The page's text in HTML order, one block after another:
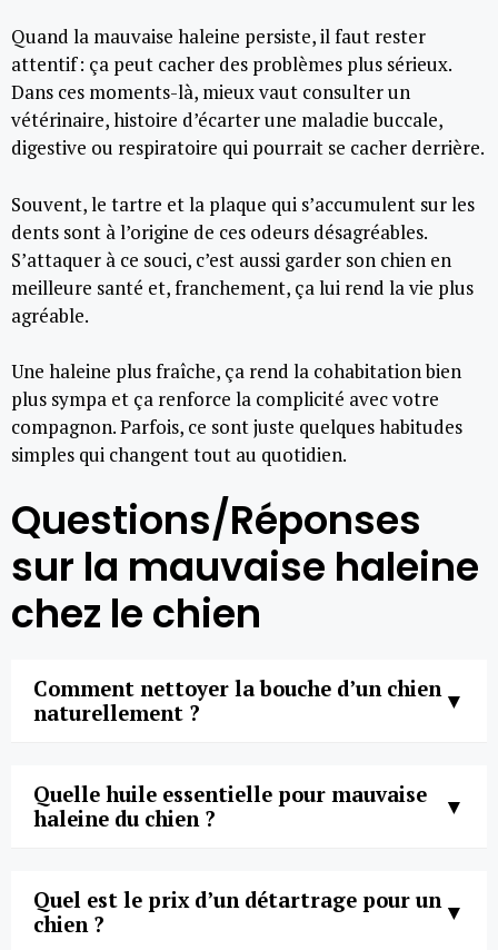
Quand la mauvaise haleine persiste, il faut rester
attentif : ça peut cacher des problèmes plus sérieux.
Dans ces moments-là, mieux vaut consulter un
vétérinaire, histoire d’écarter une maladie buccale,
digestive ou respiratoire qui pourrait se cacher derrière.
Souvent, le tartre et la plaque qui s’accumulent sur les
dents sont à l’origine de ces odeurs désagréables.
S’attaquer à ce souci, c’est aussi garder son chien en
meilleure santé et, franchement, ça lui rend la vie plus
agréable.
Une haleine plus fraîche, ça rend la cohabitation bien
plus sympa et ça renforce la complicité avec votre
compagnon. Parfois, ce sont juste quelques habitudes
simples qui changent tout au quotidien.
Questions/Réponses
sur la mauvaise haleine
chez le chien
Comment nettoyer la bouche d’un chien
naturellement ?
Quelle huile essentielle pour mauvaise
haleine du chien ?
Quel est le prix d’un détartrage pour un
chien ?